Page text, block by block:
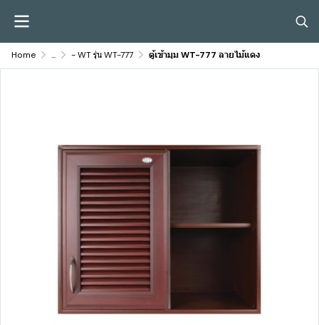
Home ... - WT รุ่น WT-777 ตู้เข้ามุม WT-777 ลายไม้แดง